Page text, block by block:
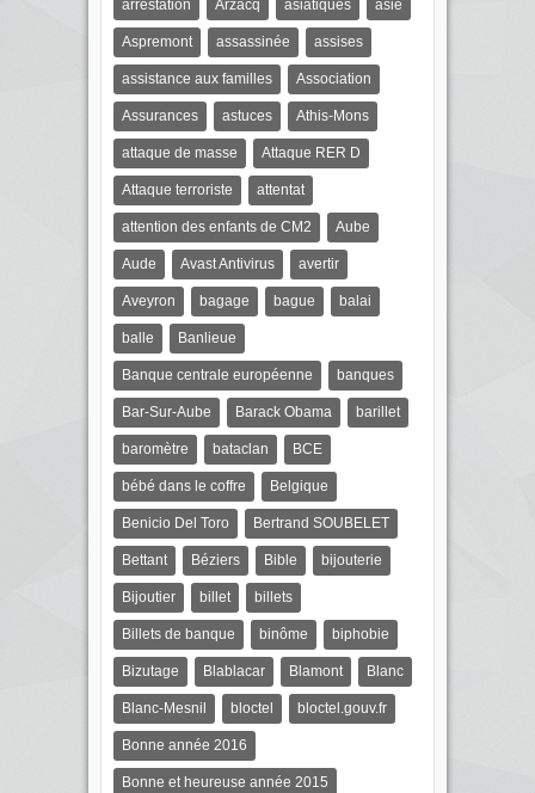
arrestation Arzacq asiatiques asie
Aspremont assassinée assises
assistance aux familles Association
Assurances astuces Athis-Mons
attaque de masse Attaque RER D
Attaque terroriste attentat
attention des enfants de CM2 Aube
Aude Avast Antivirus avertir
Aveyron bagage bague balai
balle Banlieue
Banque centrale européenne banques
Bar-Sur-Aube Barack Obama barillet
baromètre bataclan BCE
bébé dans le coffre Belgique
Benicio Del Toro Bertrand SOUBELET
Bettant Béziers Bible bijouterie
Bijoutier billet billets
Billets de banque binôme biphobie
Bizutage Blablacar Blamont Blanc
Blanc-Mesnil bloctel bloctel.gouv.fr
Bonne année 2016
Bonne et heureuse année 2015